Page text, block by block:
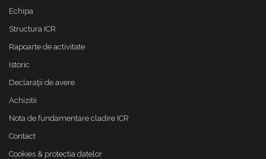
Echipa
Structura ICR
Rapoarte de activitate
Istoric
Declaraţii de avere
Achizitii
Nota de fundamentare cladire ICR
Contact
Cookies & protectia datelor